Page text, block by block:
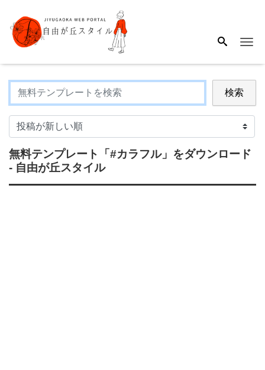
検索
無料テンプレート 「#カラフル」 をダウンロード
- 自由が丘スタイル